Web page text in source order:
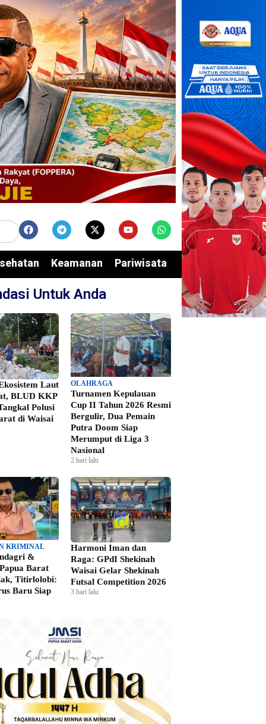
Keamanan Pariwisata Edukasi
Untuk Anda
Laut
BLUD KKP
Polusi
di Waisai
OLAHRAGA
Turnamen Kepulauan
Cup II Tahun 2026 Resmi
Bergulir, Dua Pemain
Putra Doom Siap
Merumput di Liga 3
Nasional
2 hari lalu
KRIMINAL
&
Barat
Titirlolobi:
Baru Siap
Harmoni Iman dan
Raga: GPdI Shekinah
Waisai Gelar Shekinah
Futsal Competition 2026
3 hari lalu